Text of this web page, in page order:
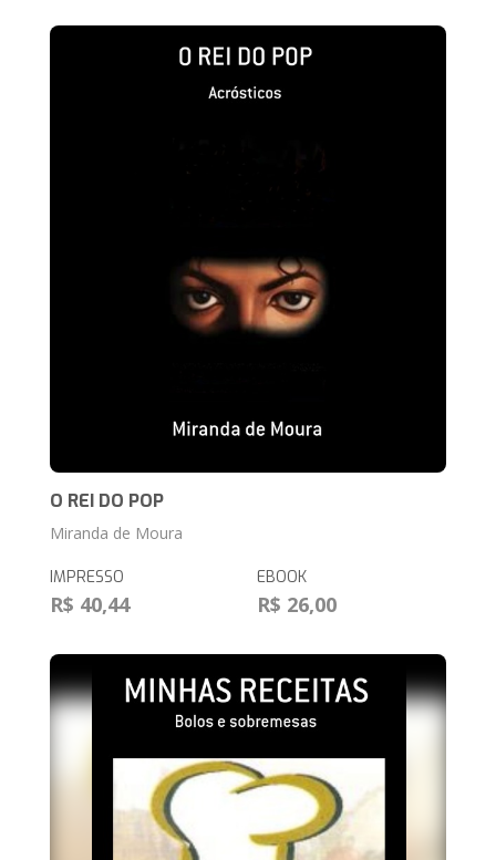
O REI DO POP
Miranda de Moura
IMPRESSO
R$ 40,44
EBOOK
R$ 26,00